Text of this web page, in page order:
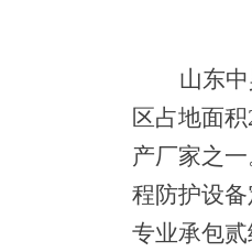
山东
区占地面积
产厂家之
程防护设
专业承包